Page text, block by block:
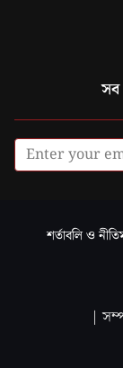
শর্তাবলি ও
|